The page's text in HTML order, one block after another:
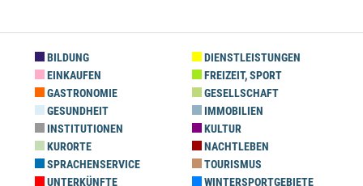
BILDUNG
DIENSTLEISTUNGEN
EINKAUFEN
FREIZEIT, SPORT
GASTRONOMIE
GESELLSCHAFT
GESUNDHEIT
IMMOBILIEN
INSTITUTIONEN
KULTUR
KURORTE
NACHTLEBEN
SPRACHENSERVICE
TOURISMUS
UNTERKÜNFTE
WINTERSPORTGEBIETE